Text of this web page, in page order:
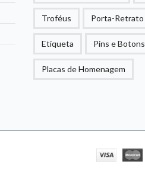
Troféus Porta-Retrato
Etiqueta Pins e Botons
Placas de Homenagem